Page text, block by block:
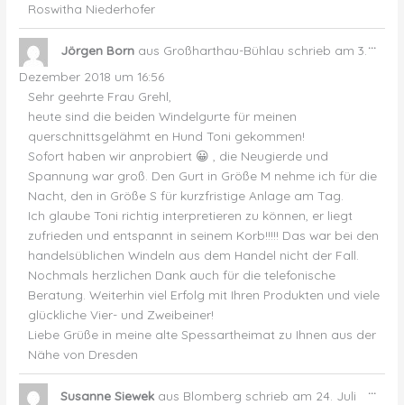
Roswitha Niederhofer
Jörgen Born aus Großharthau-Bühlau schrieb am 3.
Dezember 2018 um 16:56
Sehr geehrte Frau Grehl,
heute sind die beiden Windelgurte für meinen
querschnittsgelähmt en Hund Toni gekommen!
Sofort haben wir anprobiert 😀 , die Neugierde und
Spannung war groß. Den Gurt in Größe M nehme ich für die
Nacht, den in Größe S für kurzfristige Anlage am Tag.
Ich glaube Toni richtig interpretieren zu können, er liegt
zufrieden und entspannt in seinem Korb!!!!! Das war bei den
handelsüblichen Windeln aus dem Handel nicht der Fall.
Nochmals herzlichen Dank auch für die telefonische
Beratung. Weiterhin viel Erfolg mit Ihren Produkten und viele
glückliche Vier- und Zweibeiner!
Liebe Grüße in meine alte Spessartheimat zu Ihnen aus der
Nähe von Dresden
...
Susanne Siewek aus Blomberg schrieb am 24. Juli
...